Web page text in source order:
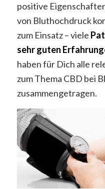
positive
von Bluthochdruck
zum Einsatz – viele
sehr guten
haben für Dich alle
zum Thema CBD bei
zusammengetragen.